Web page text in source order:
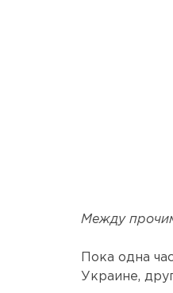
Между
Пока одна
Украине,